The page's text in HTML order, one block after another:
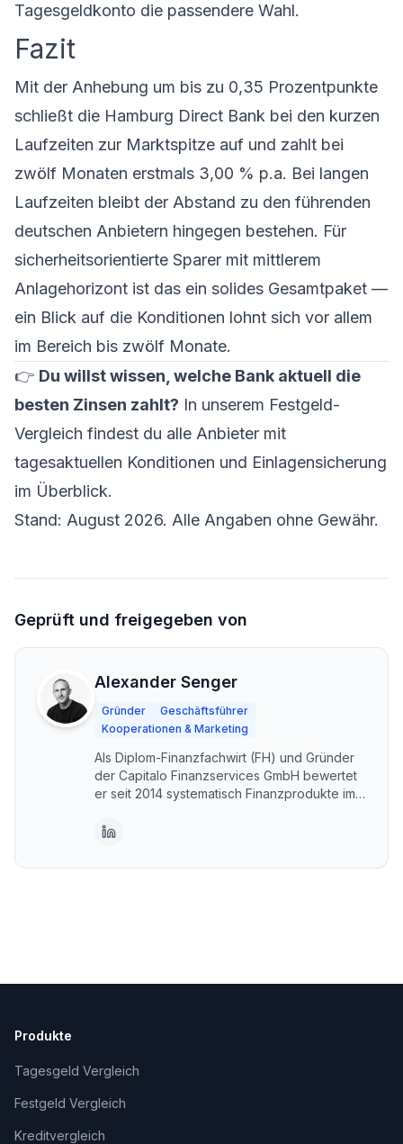
Tagesgeldkonto die passendere Wahl.
Fazit
Mit der Anhebung um bis zu 0,35 Prozentpunkte
schließt die Hamburg Direct Bank bei den kurzen
Laufzeiten zur Marktspitze auf und zahlt bei
zwölf Monaten erstmals 3,00 % p.a. Bei langen
Laufzeiten bleibt der Abstand zu den führenden
deutschen Anbietern hingegen bestehen. Für
sicherheitsorientierte Sparer mit mittlerem
Anlagehorizont ist das ein solides Gesamtpaket —
ein Blick auf die Konditionen lohnt sich vor allem
im Bereich bis zwölf Monate.
👉 Du willst wissen, welche Bank aktuell die
besten Zinsen zahlt? In unserem Festgeld-
Vergleich findest du alle Anbieter mit
tagesaktuellen Konditionen und Einlagensicherung
im Überblick.
Stand: August 2026. Alle Angaben ohne Gewähr.
Geprüft und freigegeben von
Alexander Senger
Gründer
Geschäftsführer
Kooperationen & Marketing
Als Diplom-Finanzfachwirt (FH) und Gründer
der Capitalo Finanzservices GmbH bewertet
er seit 2014 systematisch Finanzprodukte im
transparente Vergleiche – kostenlos und im
Unterstützung, fachlich geprüft und
Produkte
Tagesgeld Vergleich
Festgeld Vergleich
Kreditvergleich